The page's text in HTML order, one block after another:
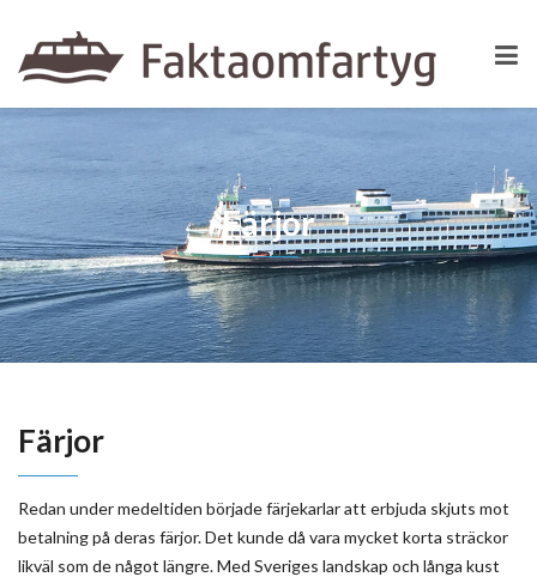
Färjor
Färjor
Redan under medeltiden började färjekarlar att erbjuda skjuts mot
betalning på deras färjor. Det kunde då vara mycket korta sträckor
likväl som de något längre. Med Sveriges landskap och långa kust